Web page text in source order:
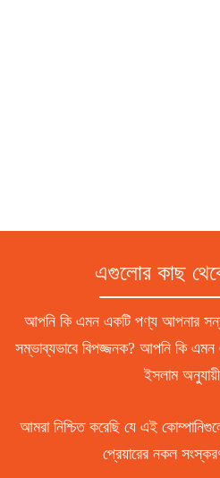
এগুলোর কাছ
আপনি কি এমন একটি পণ্য আপনার
সম্ভাব্যভাবে বিপজ্জনক? আপনি কি
ইসলাম অনুযায়ী
আমরা নিশ্চিত করেছি যে এই
প্রেয়ারের নকল